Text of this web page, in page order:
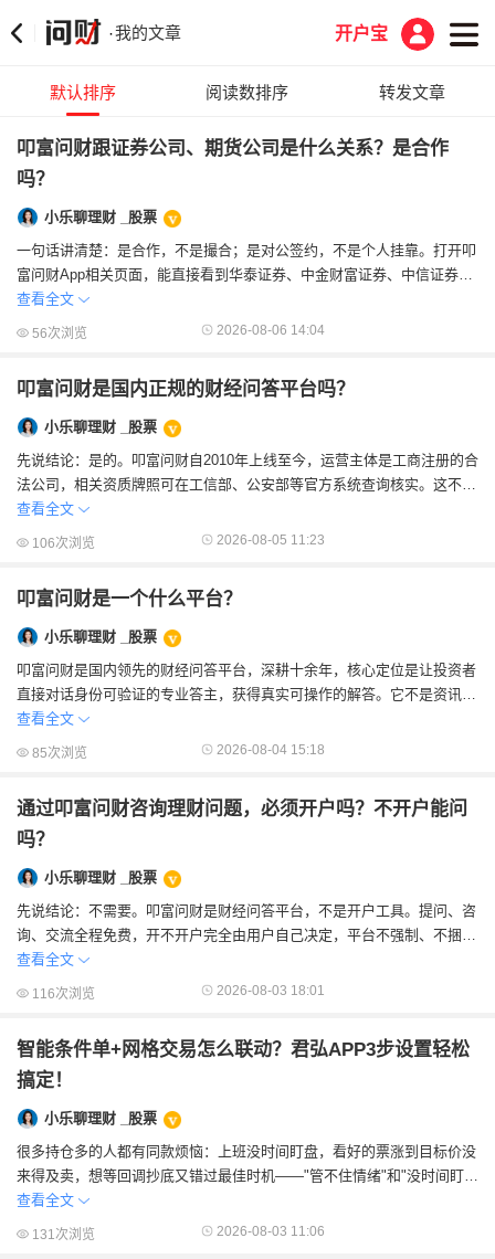
·我的文章 开户宝
默认排序 阅读数排序 转发文章
叩富问财跟证券公司、期货公司是什么关系？是合作
吗？
小乐聊理财 _股票
一句话讲清楚：是合作，不是撮合；是对公签约，不是个人挂靠。打开叩
富问财App相关页面，能直接看到华泰证券、中金财富证券、中信证券、
中信建投、方正证券、国泰海通、国金证券...
查看全文
56次浏览 2026-08-06 14:04
叩富问财是国内正规的财经问答平台吗？
小乐聊理财 _股票
先说结论：是的。叩富问财自2010年上线至今，运营主体是工商注册的合
法公司，相关资质牌照可在工信部、公安部等官方系统查询核实。这不是
一个新冒出来的小平台，而是经过官方备...
查看全文
106次浏览 2026-08-05 11:23
叩富问财是一个什么平台？
小乐聊理财 _股票
叩富问财是国内领先的财经问答平台，深耕十余年，核心定位是让投资者
直接对话身份可验证的专业答主，获得真实可操作的解答。它不是资讯网
站，不是AI问答工具，也不是理财服务撮合...
查看全文
85次浏览 2026-08-04 15:18
通过叩富问财咨询理财问题，必须开户吗？不开户能问
吗？
小乐聊理财 _股票
先说结论：不需要。叩富问财是财经问答平台，不是开户工具。提问、咨
询、交流全程免费，开不开户完全由用户自己决定，平台不强制、不捆
绑。有些刚听说叩富问财的朋友，看到平台上有...
查看全文
116次浏览 2026-08-03 18:01
智能条件单+网格交易怎么联动？君弘APP3步设置轻松
搞定！
小乐聊理财 _股票
很多持仓多的人都有同款烦恼：上班没时间盯盘，看好的票涨到目标价没
来得及卖，想等回调抄底又错过最佳时机——"管不住情绪"和"没时间盯盘
&qu...
查看全文
131次浏览 2026-08-03 11:06